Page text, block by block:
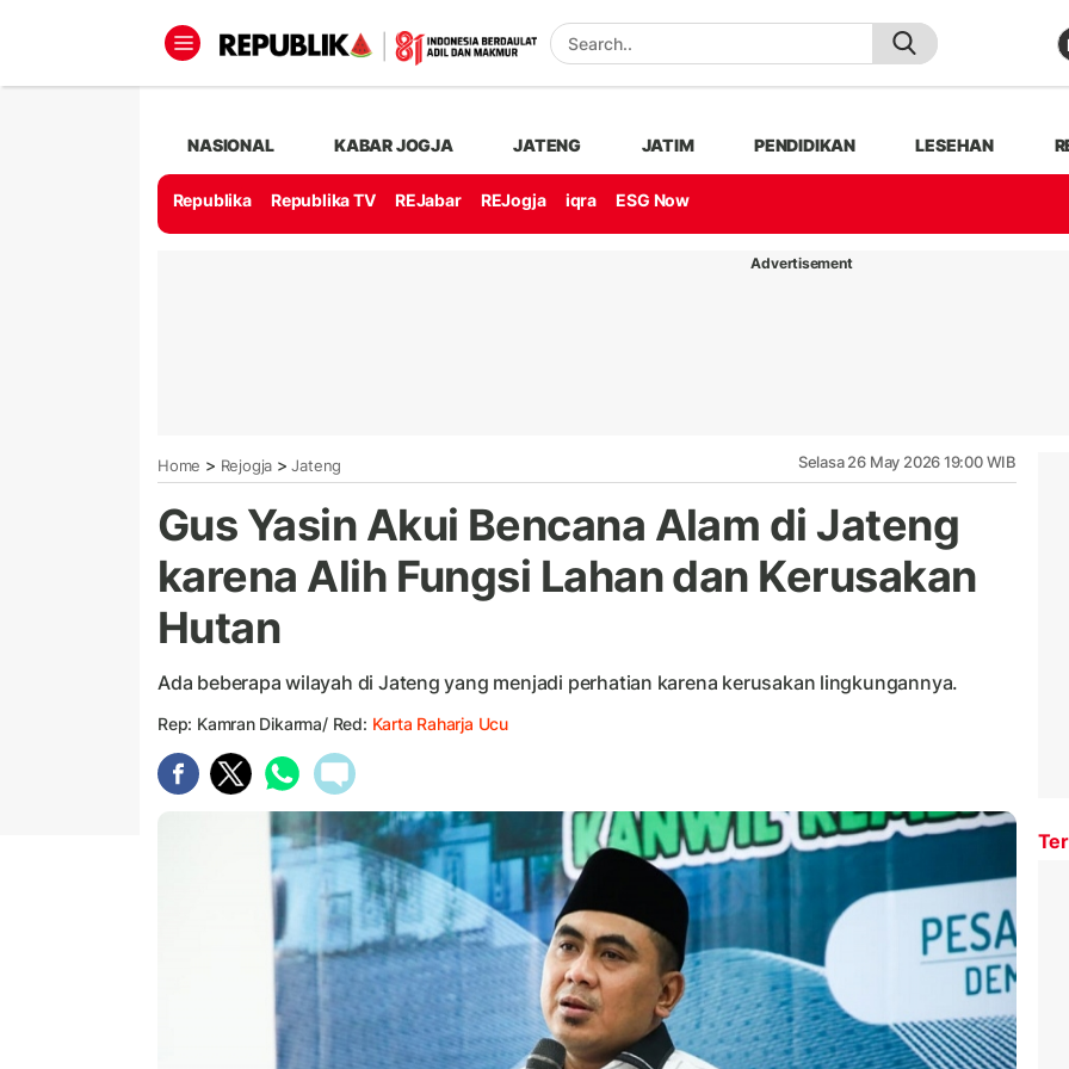
NASIONAL KABAR JOGJA JATENG JATIM PENDIDIKAN LESEHAN
Republika Republika TV REJabar REJogja iqra ESG Now
Advertisement
Home > Rejogja > Jateng Selasa 26 May 2026 19:00 WIB
Gus Yasin Akui Bencana Alam di Jateng
karena Alih Fungsi Lahan dan Kerusakan
Hutan
Ada beberapa wilayah di Jateng yang menjadi perhatian karena kerusakan lingkungannya.
Rep: Kamran Dikarma/ Red: Karta Raharja Ucu